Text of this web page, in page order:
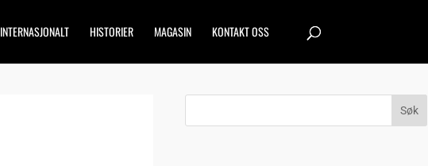
INTERNASJONALT HISTORIER MAGASIN KONTAKT OSS